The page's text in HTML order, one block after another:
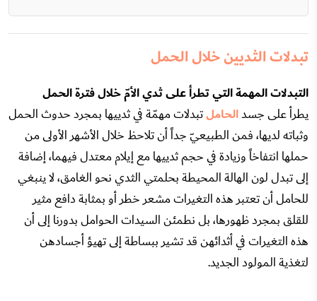
تبدلات الثديين خلال الحمل
التبدلات المهمة التي تطرأ على ثدي الأمّ خلال فترة الحمل
يطرأ على جسدالحاملتبدلات مهمّة في ثدييها بمجرد حدوث الحمل
وثباته لديها، فمن الطبيعيّ جداً أن تلاحظ خلال الأشهر الأولى من
حملها انتفاخاً وزيادة في حجم ثدييها مع إيلام معتدل فيهما، إضافة
إلى تبدل لون الهالة المحيطة بحلمتي الثدي نحو الغامق، لا ينبغي
للحامل أن تعتبر هذه التغيرات مشعر خطر أو بمثابة دافع مثير
للقلق بمجرد ظهورها، بل نطمئن السيدات الحوامل بدورنا إلى أن
هذه التغيرات في أثدائهن قد تشير ببساطة إلى تهيؤ أجسادهن
لتغذية المولود الجديد.